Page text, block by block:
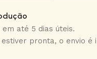
em até 5 dias úteis.
pronta, o envio é